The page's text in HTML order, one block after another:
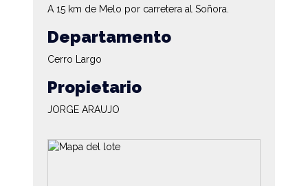
A 15 km de Melo por carretera al Soñora.
Departamento
Cerro Largo
Propietario
JORGE ARAUJO